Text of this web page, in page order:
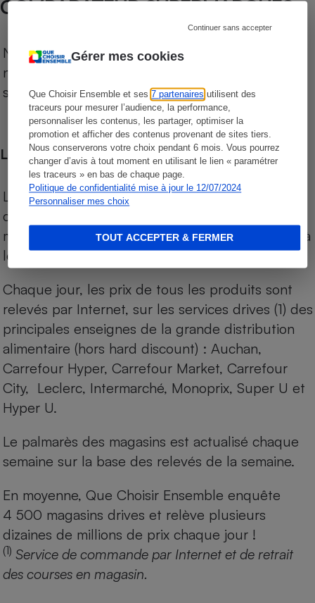
Gérer mes cookies
Que Choisir Ensemble et ses7 partenaires utilisent des
traceurs pour mesurer l’audience, la performance,
personnaliser les contenus, les partager, optimiser la
promotion et afficher des contenus provenant de sites tiers.
Nous conserverons votre choix pendant 6 mois. Vous pourrez
changer d’avis à tout moment en utilisant le lien « paramétrer
les traceurs » en bas de chaque page.
Politique de confidentialité mise à jour le 12/07/2024
Personnaliser mes choix
Continuer sans accepter
TOUT ACCEPTER & FERMER
COMPARATEUR SUPERMARCHÉS
Notre comparateur de supermarchés propose le
niveau de prix des supermarchés, géolocalisés
sur le territoire français.
Les comparaisons de prix
Les comparaisons sont réalisées sur l’ensemble
des produits des magasins. Les produits de
marques de distributeurs (MDD) sont comparés à
leurs équivalents chez leurs concurrents.
Chaque jour, les prix de tous les produits sont
relevés par Internet, sur les services drives (1) des
principales enseignes de la grande distribution
alimentaire (hors hard discount) : Auchan,
Carrefour Hyper, Carrefour Market, Carrefour
City, Leclerc, Intermarché, Monoprix, Super U et
Hyper U.
Le palmarès des magasins est actualisé chaque
semaine sur la base des relevés de la semaine.
En moyenne, Que Choisir Ensemble enquête
4 500 magasins drives et relève plusieurs
dizaines de millions de prix chaque jour !
(1) Service de commande par Internet et de retrait
des courses en magasin.